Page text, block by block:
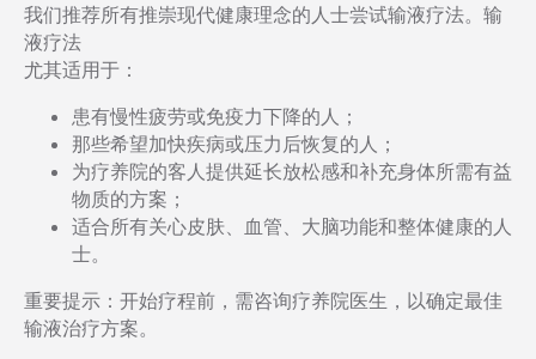
我们推荐所有推崇现代健康理念的人士尝试输液疗法。输
液疗法
尤其适用于：
患有慢性疲劳或免疫力下降的人；
那些希望加快疾病或压力后恢复的人；
为疗养院的客人提供延长放松感和补充身体所需有益
物质的方案；
适合所有关心皮肤、血管、大脑功能和整体健康的人
士。
重要提示：开始疗程前，需咨询疗养院医生，以确定最佳
输液治疗方案。